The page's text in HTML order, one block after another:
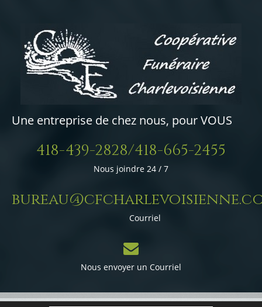
Une entreprise de chez nous, pour VOUS
418-439-2828/418-665-2455
Nous joindre 24 / 7
Courriel
Nous envoyer un Courriel